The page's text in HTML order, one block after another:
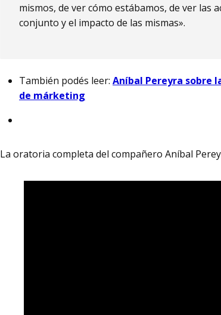
mismos, de ver cómo estábamos, de ver las
conjunto y el impacto de las mismas».
También podés leer: Aníbal Pereyra sobre
de márketing
La oratoria completa del compañero Aníbal